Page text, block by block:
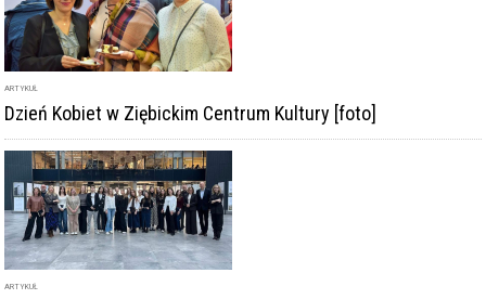
ARTYKUŁ
Dzień Kobiet w Ziębickim Centrum Kultury [foto]
ARTYKUŁ